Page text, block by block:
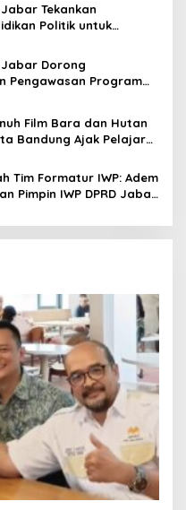
Tekankan
Politik untuk
Jabar Dorong
Pengawasan Program
Film Bara dan Hutan
Bandung Ajak Pelajar
Tim Formatur IWP: Adem
Pimpin IWP DPRD Jabar